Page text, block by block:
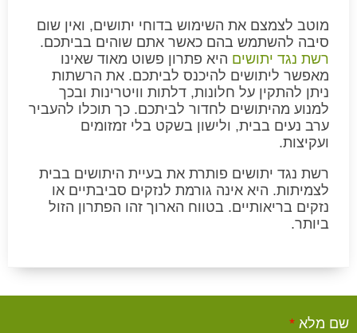
מוטב לצמצם את השימוש בדוחי יתושים, ואין שום
סיבה להשתמש בהם כאשר אתם שוהים בביתכם.
רשת נגד יתושים היא פתרון פשוט מאוד שאינו
מאפשר ליתושים להיכנס לביתכם. את הרשתות
ניתן להתקין על חלונות, דלתות וויטרינות ובכך
למנוע מהיתושים לחדור לביתכם. כך תוכלו להעביר
ערב נעים בבית, ולישון בשקט בלי זמזומים
ועקיצות.
רשת נגד יתושים פותרת את בעיית היתושים בבית
לצמיתות. היא אינה גורמת לנזקים סביבתיים או
נזקים בריאותיים. בטווח הארוך זהו הפתרון הזול
ביותר.
שם מלא *